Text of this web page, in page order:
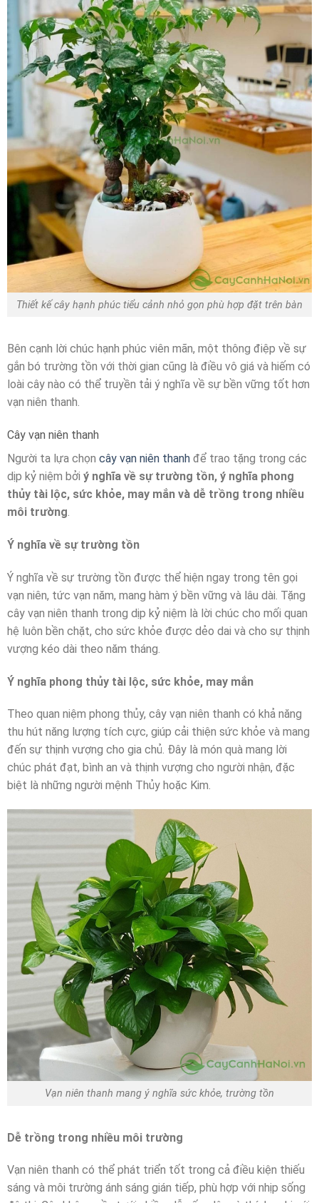
Thiết kế cây hạnh phúc tiểu cảnh nhỏ gọn phù hợp đặt trên bàn
Bên cạnh lời chúc hạnh phúc viên mãn, một thông điệp về sự
gắn bó trường tồn với thời gian cũng là điều vô giá và hiếm có
loài cây nào có thể truyền tải ý nghĩa về sự bền vững tốt hơn
vạn niên thanh.
Cây vạn niên thanh
Người ta lựa chọn cây vạn niên thanh để trao tặng trong các
dịp kỷ niệm bởi ý nghĩa về sự trường tồn, ý nghĩa phong
thủy tài lộc, sức khỏe, may mắn và dễ trồng trong nhiều
môi trường.
Ý nghĩa về sự trường tồn
Ý nghĩa về sự trường tồn được thể hiện ngay trong tên gọi
vạn niên, tức vạn năm, mang hàm ý bền vững và lâu dài. Tặng
cây vạn niên thanh trong dịp kỷ niệm là lời chúc cho mối quan
hệ luôn bền chặt, cho sức khỏe được dẻo dai và cho sự thịnh
vượng kéo dài theo năm tháng.
Ý nghĩa phong thủy tài lộc, sức khỏe, may mắn
Theo quan niệm phong thủy, cây vạn niên thanh có khả năng
thu hút năng lượng tích cực, giúp cải thiện sức khỏe và mang
đến sự thịnh vượng cho gia chủ. Đây là món quà mang lời
chúc phát đạt, bình an và thịnh vượng cho người nhận, đặc
biệt là những người mệnh Thủy hoặc Kim.
Vạn niên thanh mang ý nghĩa sức khỏe, trường tồn
Dễ trồng trong nhiều môi trường
Vạn niên thanh có thể phát triển tốt trong cả điều kiện thiếu
sáng và môi trường ánh sáng gián tiếp, phù hợp với nhịp sống